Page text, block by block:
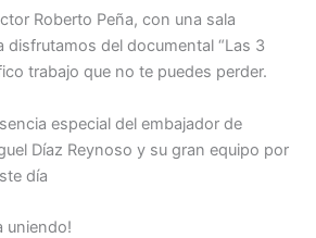
Roberto Peña, con una sala
disfrutamos del documental “Las 3
trabajo que no te puedes perder.
especial del embajador de
Díaz Reynoso y su gran equipo por
día
uniendo!